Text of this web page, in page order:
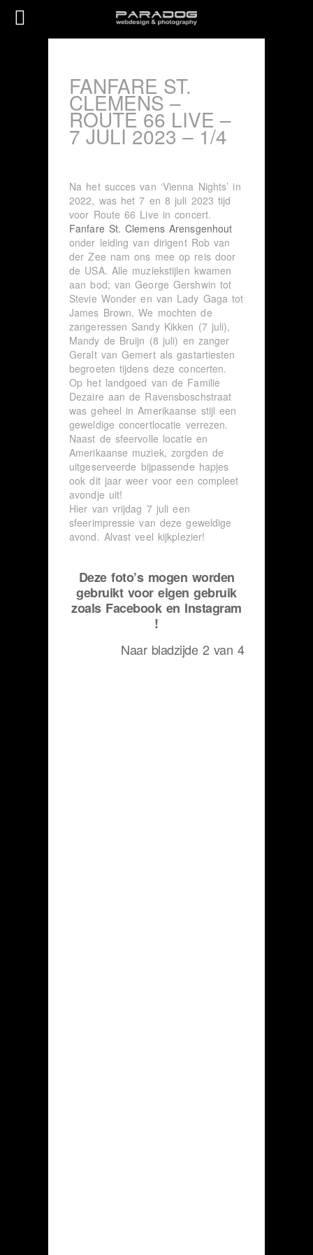
FANFARE ST.
CLEMENS –
ROUTE 66 LIVE –
7 JULI 2023 – 1/4
Na het succes van ‘Vienna Nights’ in
2022, was het 7 en 8 juli 2023 tijd
voor Route 66 Live in concert.
Fanfare St. Clemens Arensgenhout
onder leiding van dirigent Rob van
der Zee nam ons mee op reis door
de USA. Alle muziekstijlen kwamen
aan bod; van George Gershwin tot
Stevie Wonder en van Lady Gaga tot
James Brown. We mochten de
zangeressen Sandy Kikken (7 juli),
Mandy de Bruijn (8 juli) en zanger
Geralt van Gemert als gastartiesten
begroeten tijdens deze concerten.
Op het landgoed van de Familie
Dezaire aan de Ravensboschstraat
was geheel in Amerikaanse stijl een
geweldige concertlocatie verrezen.
Naast de sfeervolle locatie en
Amerikaanse muziek, zorgden de
uitgeserveerde bijpassende hapjes
ook dit jaar weer voor een compleet
avondje uit!
Hier van vrijdag 7 juli een
sfeerimpressie van deze geweldige
avond. Alvast veel kijkplezier!
Deze foto’s mogen worden
gebruikt voor eigen gebruik
zoals Facebook en Instagram
!
Naar bladzijde 2 van 4